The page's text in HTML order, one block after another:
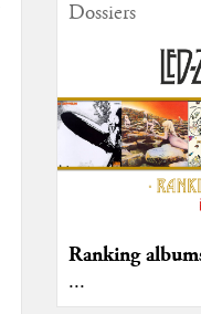
Dossiers
Ranking
...